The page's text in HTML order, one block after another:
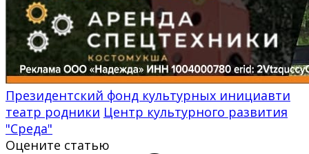
Президентский фонд культурных инициавти
театр родники Центр культурного развития
"Среда"
Оцените статью